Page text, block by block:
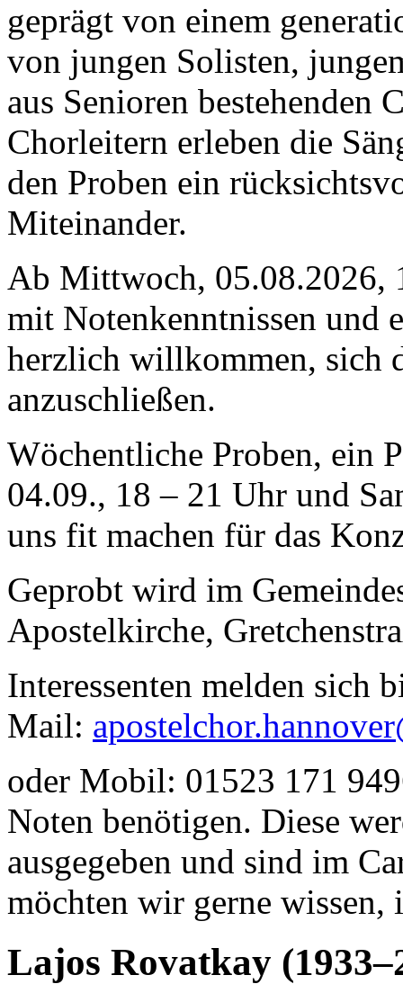
geprägt von einem
von jungen Solisten,
aus Senioren bestehenden
Chorleitern erleben die
den Proben ein
Miteinander.
Ab Mittwoch, 05.08.2026,
mit Notenkenntnissen und
herzlich willkommen, sich
anzuschließen.
Wöchentliche Proben, ein
04.09., 18 – 21 Uhr und
uns fit machen für das
Geprobt wird im
Apostelkirche,
Interessenten melden sich
Mail:
oder Mobil: 01523 171
Noten benötigen. Diese
ausgegeben und sind im
möchten wir gerne wissen,
Lajos Rovatkay